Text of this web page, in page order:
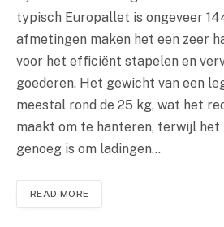
typisch Europallet is ongeveer
afmetingen maken het een zeer
voor het efficiënt stapelen en
goederen. Het gewicht van een
meestal rond de 25 kg, wat het
maakt om te hanteren, terwijl
genoeg is om ladingen…
READ MORE